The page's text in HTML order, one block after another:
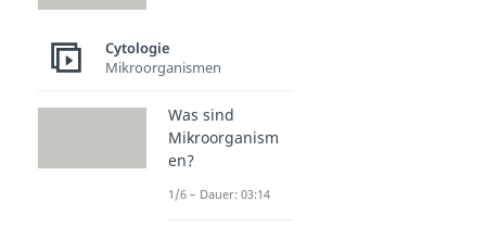
Cytologie
Mikroorganismen
Was sind
Mikroorganism
en?
1/6 – Dauer: 03:14